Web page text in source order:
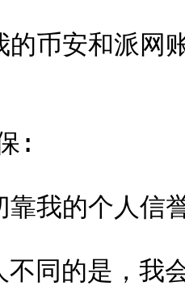
的币安和派网
:
靠我的个人信
同的是，我